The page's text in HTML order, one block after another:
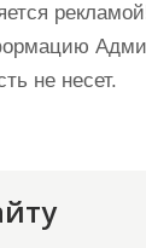
не несет.